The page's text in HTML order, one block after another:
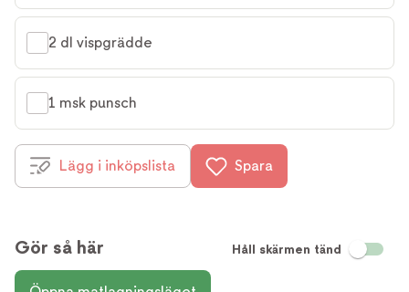
2 dl vispgrädde
1 msk punsch
Lägg i inköpslista Spara
Gör så här Håll skärmen tänd